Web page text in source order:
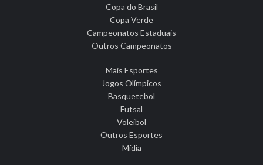
Copa do Brasil
Copa Verde
Campeonatos Estaduais
Outros Campeonatos
Mais Esportes
Jogos Olímpicos
Basquetebol
Futsal
Voleibol
Outros Esportes
Mídia